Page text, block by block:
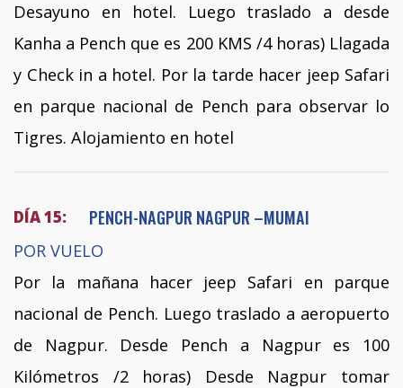
Desayuno en hotel. Luego traslado a desde
Kanha a Pench que es 200 KMS /4 horas) Llagada
y Check in a hotel. Por la tarde hacer jeep Safari
en parque nacional de Pench para observar lo
Tigres. Alojamiento en hotel
DÍA 15: PENCH-NAGPUR NAGPUR –MUMAI
POR VUELO
Por la mañana hacer jeep Safari en parque
nacional de Pench. Luego traslado a aeropuerto
de Nagpur. Desde Pench a Nagpur es 100
Kilómetros /2 horas) Desde Nagpur tomar